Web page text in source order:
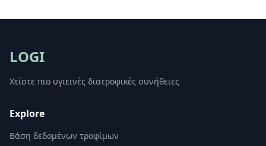
LOGI
Χτίστε πιο υγιεινές διατροφικές συνήθειες
Explore
Βάση δεδομένων τροφίμων